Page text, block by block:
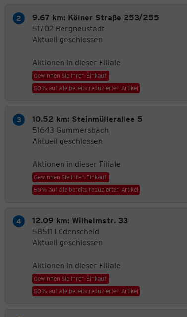
9.67 km: Kölner Straße 253/255
51702 Bergneustadt
Aktuell geschlossen
Aktionen in dieser Filiale
Gewinnen Sie Ihren Einkauf!
50% auf alle bereits reduzierten Artikel
10.52 km: Steinmüllerallee 5
51643 Gummersbach
Aktuell geschlossen
Aktionen in dieser Filiale
Gewinnen Sie Ihren Einkauf!
50% auf alle bereits reduzierten Artikel
12.09 km: Wilhelmstr. 33
58511 Lüdenscheid
Aktuell geschlossen
Aktionen in dieser Filiale
Gewinnen Sie Ihren Einkauf!
50% auf alle bereits reduzierten Artikel